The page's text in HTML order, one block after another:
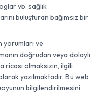
vb. sağlık
buluşturan bağımsız bir
ve
doğrudan veya dolaylı
olmaksızın, ilgili
yazılmaktadır. Bu web
bilgilendirilmesini